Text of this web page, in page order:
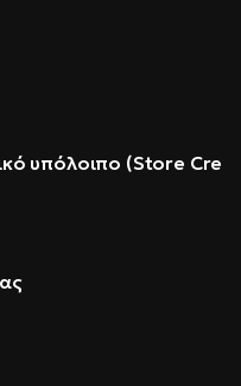
υπόλοιπο (Store